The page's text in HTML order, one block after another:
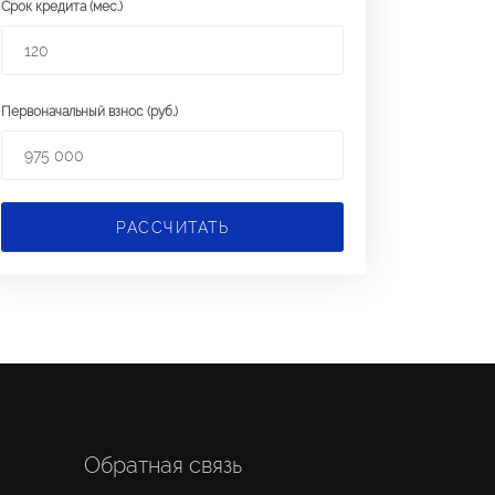
Срок кредита (мес.)
Первоначальный взнос (руб.)
РАССЧИТАТЬ
Обратная связь